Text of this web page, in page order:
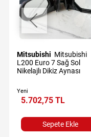
Mitsubishi
L200 Euro 7 Sağ Sol
Nikelajlı Dikiz Aynası
Yeni
5.702,75 TL
Sepete Ekle